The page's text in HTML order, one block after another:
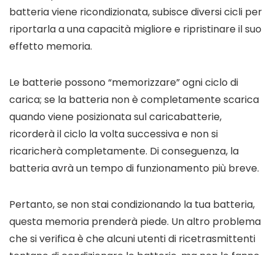
batteria viene ricondizionata, subisce diversi cicli per
riportarla a una capacità migliore e ripristinare il suo
effetto memoria.
Le batterie possono “memorizzare” ogni ciclo di
carica; se la batteria non è completamente scarica
quando viene posizionata sul caricabatterie,
ricorderà il ciclo la volta successiva e non si
ricaricherà completamente. Di conseguenza, la
batteria avrà un tempo di funzionamento più breve.
Pertanto, se non stai condizionando la tua batteria,
questa memoria prenderà piede. Un altro problema
che si verifica è che alcuni utenti di ricetrasmittenti